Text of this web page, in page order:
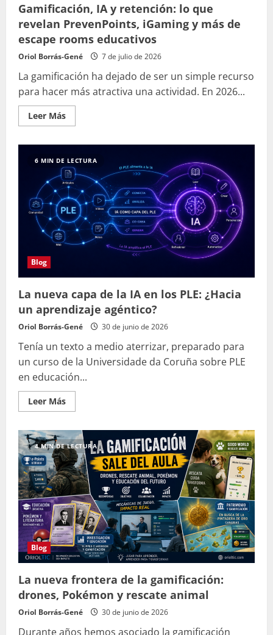
Gamificación, IA y retención: lo que
revelan PrevenPoints, iGaming y más de
escape rooms educativos
Oriol Borrás-Gené 7 de julio de 2026
La gamificación ha dejado de ser un simple recurso
para hacer más atractiva una actividad. En 2026...
Leer MásLeer
más
IA
y
retención:
lo
que
revelan
PrevenPoints,
iGaming
y
más
de
6 MIN DE LECTURA
Blog
La nueva capa de la IA en los PLE: ¿Hacia
un aprendizaje agéntico?
Oriol Borrás-Gené 30 de junio de 2026
Tenía un texto a medio aterrizar, preparado para
un curso de la Universidade da Coruña sobre PLE
en educación...
Leer MásLeer
más
La
nueva
capa
de
la
IA
en
los
PLE:
¿Hacia
un
aprendizaje
agéntico?
4 MIN DE LECTURA
Blog
La nueva frontera de la gamificación:
drones, Pokémon y rescate animal
Oriol Borrás-Gené 30 de junio de 2026
Durante años hemos asociado la gamificación